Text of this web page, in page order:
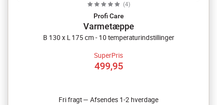
(4)
Profi Care
Varmetæppe
B 130 x L 175 cm - 10 temperaturindstillinger
SuperPris
499,95
Fri fragt — Afsendes 1-2 hverdage